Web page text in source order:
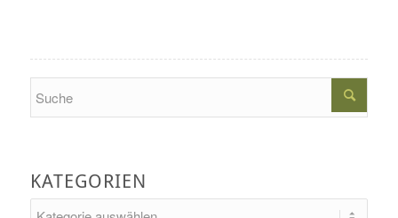
KATEGORIEN